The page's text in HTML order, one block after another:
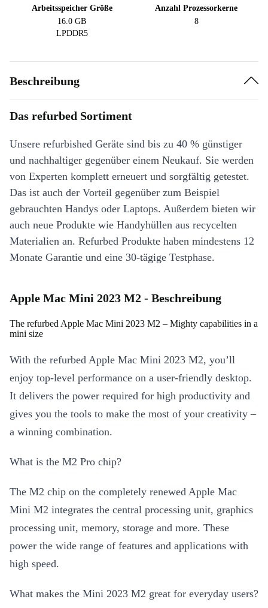
Arbeitsspeicher Größe
16.0 GB
LPDDR5
Anzahl Prozessorkerne
8
Beschreibung
Das refurbed Sortiment
Unsere refurbished Geräte sind bis zu 40 % günstiger
und nachhaltiger gegenüber einem Neukauf. Sie werden
von Experten komplett erneuert und sorgfältig getestet.
Das ist auch der Vorteil gegenüber zum Beispiel
gebrauchten Handys oder Laptops. Außerdem bieten wir
auch neue Produkte wie Handyhüllen aus recycelten
Materialien an. Refurbed Produkte haben mindestens 12
Monate Garantie und eine 30-tägige Testphase.
Apple Mac Mini 2023 M2 - Beschreibung
The refurbed Apple Mac Mini 2023 M2 – Mighty capabilities in a
mini size
With the refurbed Apple Mac Mini 2023 M2, you’ll
enjoy top-level performance on a user-friendly desktop.
It delivers the power required for high productivity and
gives you the tools to make the most of your creativity –
a winning combination.
What is the M2 Pro chip?
The M2 chip on the completely renewed Apple Mac
Mini M2 integrates the central processing unit, graphics
processing unit, memory, storage and more. These
power the wide range of features and applications with
high speed.
What makes the Mini 2023 M2 great for everyday users?